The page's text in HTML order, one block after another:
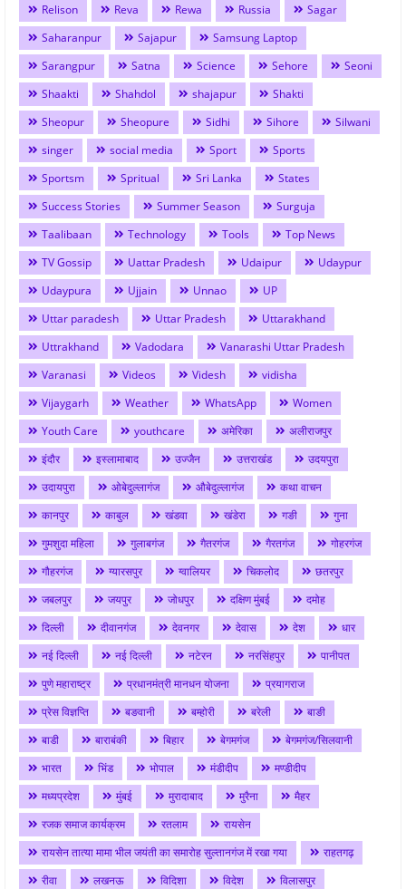
Relison
Reva Rewa Russia
Sagar
Saharanpur
Sajapur
Samsung Laptop
Sarangpur
Satna Science Sehore
Seoni
Shaakti
Shahdol shajapur
Shakti
Sheopur
Sheopure Sidhi Sihore
Silwani
singer
social media Sport
Sports
Sportsm
Spritual Sri Lanka
States
Success Stories
Summer Season
Surguja
Taalibaan
Technology Tools
Top News
TV Gossip
Uattar Pradesh Udaipur
Udaypur
Udaypura
Ujjain Unnao
UP
Uttar paradesh
Uttar Pradesh
Uttarakhand
Uttrakhand
Vadodara
Vanarashi Uttar Pradesh
Varanasi
Videos Videsh
vidisha
Vijaygarh
Weather WhatsApp
Women
Youth Care
youthcare अमेरिका
अलीराजपुर
इंदौर
इस्लामाबाद उज्जैन उत्तराखंड
उदयपुरा
उदायपुरा
ओबेदुल्लागंज औबेदुल्लागंज
कथा वाचन
कानपुर
काबुल खंडवा खंडेरा गङी
गुना
गुमशुदा महिला
गुलाबगंज गैतरगंज गैरतगंज
गोहरगंज
गौहरगंज
ग्यारसपुर ग्वालियर चिकलोद
छतरपुर
जबलपुर
जयपुर जोधपुर दक्षिण मुंबई
दमोह
दिल्ली
दीवानगंज देवनगर देवास देश
धार
नई दिल्ली
नई दिल्ली नटेरन नरसिंहपुर
पानीपत
पुणे महाराष्ट्र
प्रधानमंत्री मानधन योजना
प्रयागराज
प्रेस विज्ञप्ति
बङवानी बम्होरी बरेली
बाङी
बाडी
बाराबंकी बिहार बेगमगंज
बेगमगंज/सिलवानी
भारत
भिंड भोपाल मंडीदीप
मण्डीदीप
मध्यप्रदेश
मुंबई मुरादाबाद मुरैना
मैहर
रजक समाज कार्यक्रम
रतलाम
रायसेन
रायसेन तात्या मामा भील जयंती का समारोह सुल्तानगंज में रखा गया
राहतगढ़
रीवा
लखनऊ विदिशा विदेश
विलासपुर